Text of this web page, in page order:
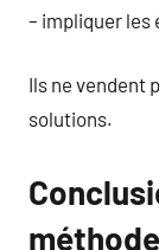
– impliquer les
Ils ne vendent
solutions.